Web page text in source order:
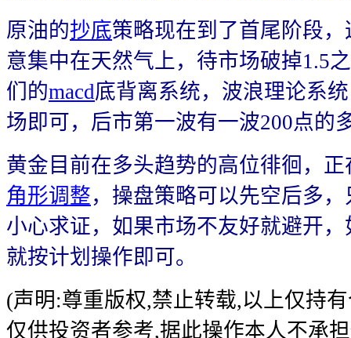
原油的抄底策略现在到了首尾阶段
意集中在天然气上，待市场破掉1.5
们的macd底背离系统，波浪理论系
场即可，后市第一波有一波200点的
黄金目前在多头趋势的高位徘徊，
角形调整，操盘策略可以先空后多
小心求证，如果市场不友好就避开
就按计划操作即可。
(声明:尊重版权,禁止转载,以上仅持
仅供投资者参考,据此操作本人不承